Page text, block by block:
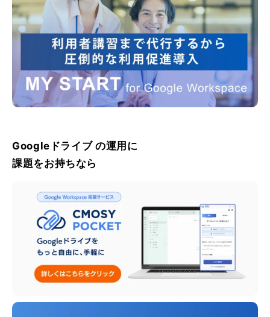
Googleドライブ の運用に
課題をお持ちなら